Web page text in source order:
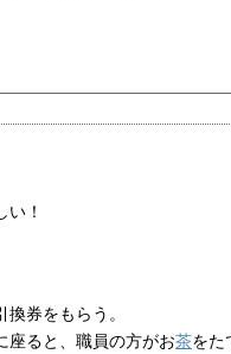
！
券をもらう。
座ると、職員の方がお茶をた